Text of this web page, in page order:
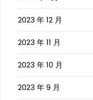
2023 年 12 月
2023 年 11 月
2023 年 10 月
2023 年 9 月